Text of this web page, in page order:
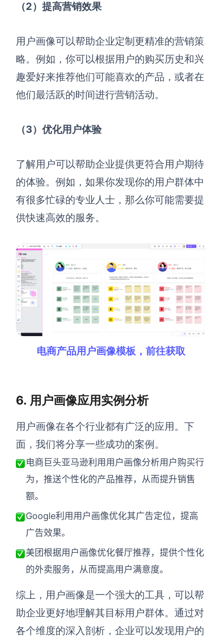
（2）提高营销效果
用户画像可以帮助企业定制更精准的营销策
略。例如，你可以根据用户的购买历史和兴
趣爱好来推荐他们可能喜欢的产品，或者在
他们最活跃的时间进行营销活动。
（3）优化用户体验
了解用户可以帮助企业提供更符合用户期待
的体验。例如，如果你发现你的用户群体中
有很多忙碌的专业人士，那么你可能需要提
供快速高效的服务。
电商产品用户画像模板，前往获取
6. 用户画像应用实例分析
用户画像在各个行业都有广泛的应用。下
面，我们将分享一些成功的案例。
电商巨头亚马逊利用用户画像分析用户购买行
为，推送个性化的产品推荐，从而提升销售
额。
Google利用用户画像优化其广告定位，提高
广告效果。
美团根据用户画像优化餐厅推荐，提供个性化
的外卖服务，从而提高用户满意度。
综上，用户画像是一个强大的工具，可以帮
助企业更好地理解其目标用户群体。通过对
各个维度的深入剖析，企业可以发现用户的